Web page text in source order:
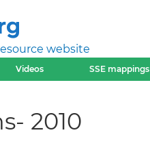
website
Videos SSE mappings
2010